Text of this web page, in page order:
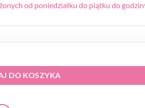
od poniedziałku do piątku do
DO KOSZYKA